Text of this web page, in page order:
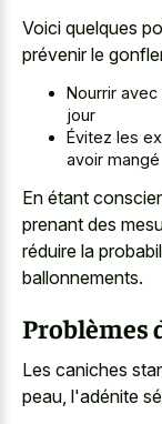
Voici quelques
prévenir le
Nourrir
jour
Évitez les
avoir mangé
En étant
prenant des
réduire la
ballonnements.
Problèmes
Les caniches
peau, l'adénite